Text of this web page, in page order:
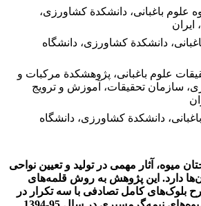
علوم باغبانی، دانشکدة کشاورزی،
ایران
دانشکدة کشاورزی، دانشگاه
علوم باغبانی، پژوهشکدة مرکبات و
سازمان تحقیقات، آموزش و ترویج
دانشکدة کشاورزی، دانشگاه
میوه، آثار مهمی در تولید و تعیین نواحی
دارد. این پژوهش به روش قلمه‌های
بلوک‌های کامل تصادفی با سه تکرار در